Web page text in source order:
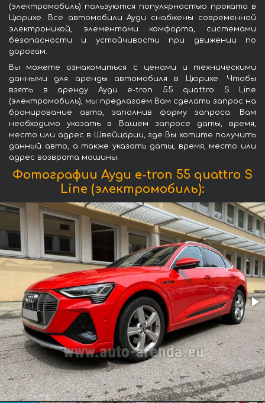
(электромобиль) пользуются популярностью проката в
Цюрихе. Все автомобили Ауди снабжены современной
электроникой, элементами комфорта, системами
безопасности и устойчивости при движении по
дорогам.
Вы можете ознакомиться с ценами и техническими
данными для аренды автомобиля в Цюрихе. Чтобы
взять в аренду Ауди e-tron 55 quattro S Line
(электромобиль), мы предлагаем Вам сделать запрос на
бронирование авто, заполнив форму запроса. Вам
необходимо указать в Вашем запросе даты, время,
место или адрес в Швейцарии, где Вы хотите получить
данный авто, а также указать даты, время, место или
адрес возврата машины.
Фотографии Ауди e-tron 55 quattro S
Line (электромобиль):